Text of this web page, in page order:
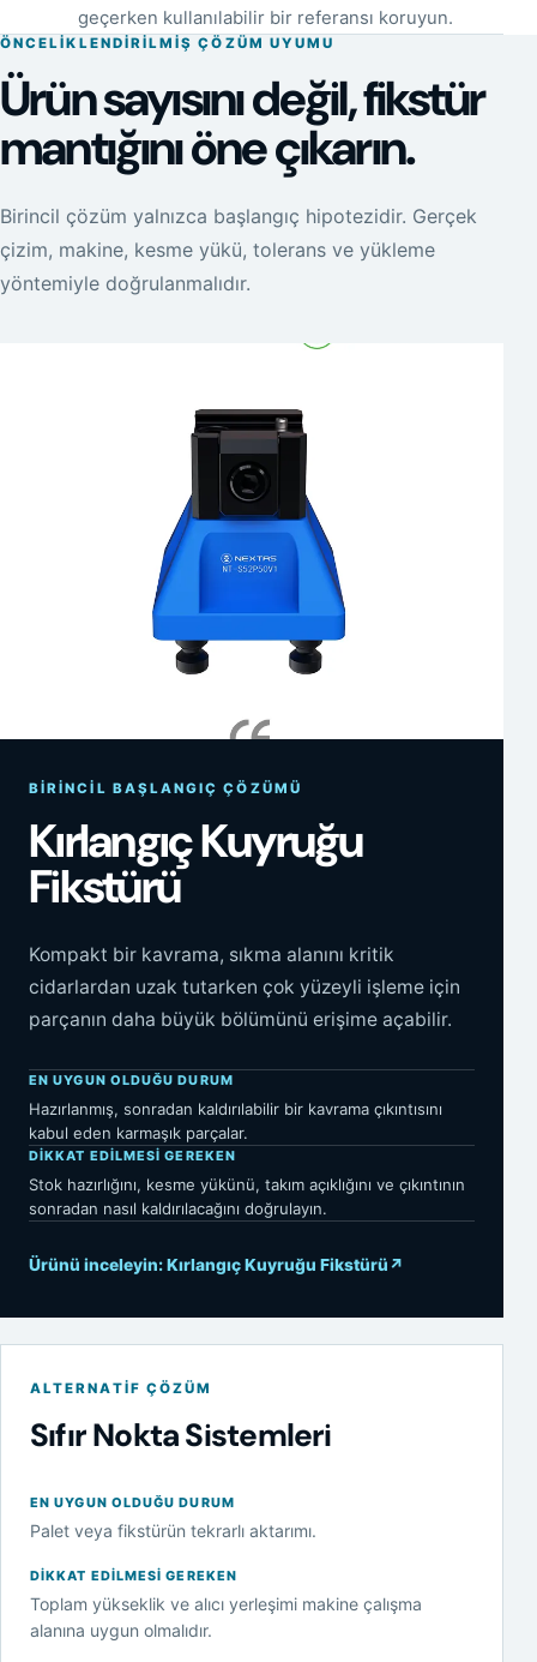
geçerken kullanılabilir bir referansı koruyun.
ÖNCELIKLENDIRILMIŞ ÇÖZÜM UYUMU
Ürün sayısını değil, fikstür
mantığını öne çıkarın.
Birincil çözüm yalnızca başlangıç hipotezidir. Gerçek
çizim, makine, kesme yükü, tolerans ve yükleme
yöntemiyle doğrulanmalıdır.
BIRINCIL BAŞLANGIÇ ÇÖZÜMÜ
Kırlangıç Kuyruğu
Fikstürü
Kompakt bir kavrama, sıkma alanını kritik
cidarlardan uzak tutarken çok yüzeyli işleme için
parçanın daha büyük bölümünü erişime açabilir.
EN UYGUN OLDUĞU DURUM
Hazırlanmış, sonradan kaldırılabilir bir kavrama çıkıntısını
kabul eden karmaşık parçalar.
DIKKAT EDILMESI GEREKEN
Stok hazırlığını, kesme yükünü, takım açıklığını ve çıkıntının
sonradan nasıl kaldırılacağını doğrulayın.
Ürünü inceleyin: Kırlangıç Kuyruğu Fikstürü↗
ALTERNATIF ÇÖZÜM
Sıfır Nokta Sistemleri
EN UYGUN OLDUĞU DURUM
Palet veya fikstürün tekrarlı aktarımı.
DIKKAT EDILMESI GEREKEN
Toplam yükseklik ve alıcı yerleşimi makine çalışma
alanına uygun olmalıdır.